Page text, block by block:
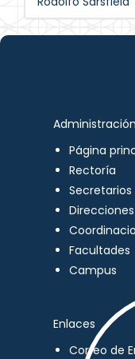
Página
Rectoría
Secretarios
Direcciones
Facultades
Campus
Enlaces
Correo de